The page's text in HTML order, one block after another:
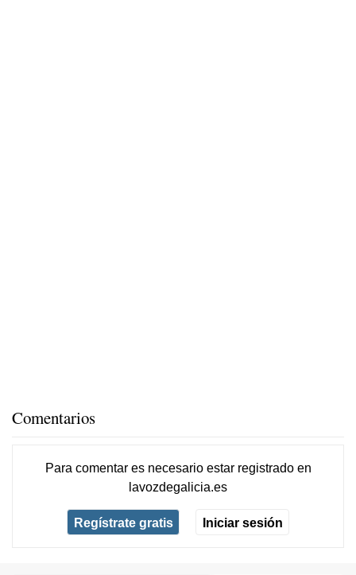
Comentarios
Para comentar es necesario estar registradoen
lavozdegalicia.es
Regístrate gratis Iniciar sesión